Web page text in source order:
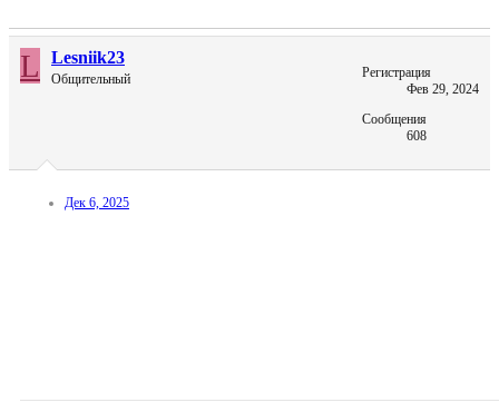
L Lesniik23
Общительный
Регистрация
Фев 29, 2024
Сообщения
608
Дек 6, 2025